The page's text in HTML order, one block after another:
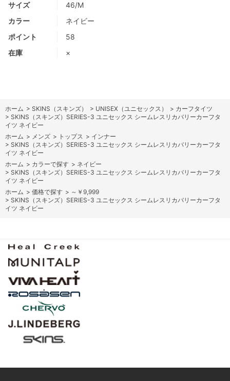
サイズ
46/M
カラー
ネイビー
ポイント
58
在庫
×
ホーム > SKINS（スキンズ） > UNISEX（ユニセックス） > カーフタイツ
> SKINS（スキンズ）SERIES-3 ユニセックス シームレスリカバリーカーフタ
イツ ネイビー
ホーム > メンズ > トップス > インナー
> SKINS（スキンズ）SERIES-3 ユニセックス シームレスリカバリーカーフタ
イツ ネイビー
ホーム > カラーで探す > ネイビー
> SKINS（スキンズ）SERIES-3 ユニセックス シームレスリカバリーカーフタ
イツ ネイビー
ホーム > 価格で探す > ～￥9,999
> SKINS（スキンズ）SERIES-3 ユニセックス シームレスリカバリーカーフタ
イツ ネイビー